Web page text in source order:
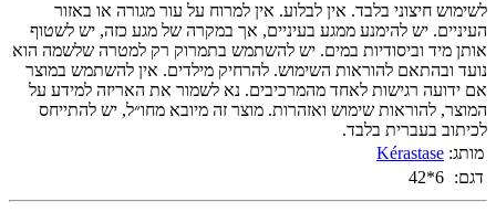
לשימוש חיצוני בלבד. אין לבלוע. אין למרוח על עור מגורה או באזור
העיניים. יש להימנע ממגע בעיניים, אך במקרה של מגע כזה, יש לשטוף
אותן מיד וביסודיות במים. יש להשתמש בתמרוק רק למטרה שלשמה הוא
נועד ובהתאם להוראות השימוש. להרחיק מילדים. אין להשתמש במוצר
אם ידועה רגישות לאחד מהמרכיבים. נא לשמור את האריזה למידע על
המוצר, להוראות שימוש ואזהרות. מוצר זה מיובא מחו״ל, יש להתייחס
לכיתוב בעברית בלבד.
מותג: Kérastase
דגם: 6*42